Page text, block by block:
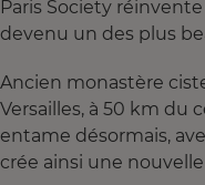
Paris Society
devenu un des plus
Ancien monastère
Versailles, à 50 km du
entame désormais,
crée ainsi une